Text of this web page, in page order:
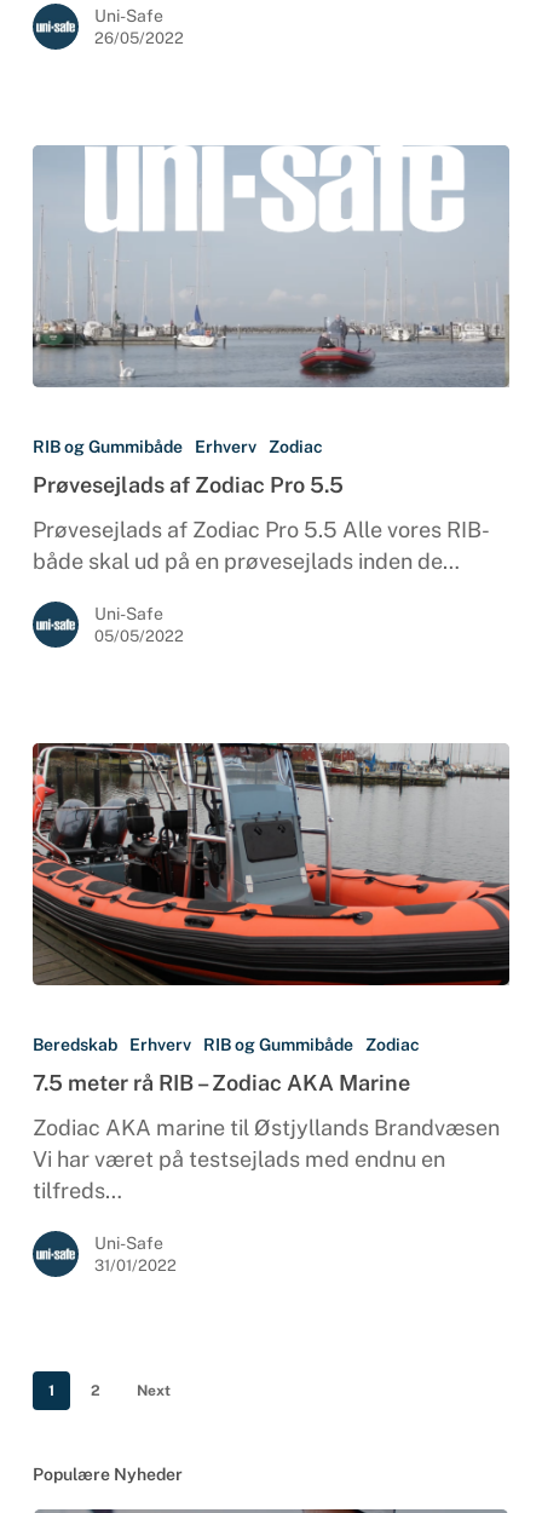
Uni-Safe
26/05/2022
Zodiac
Pro
5.5
RIB og Gummibåde Erhverv Zodiac
Prøvesejlads af Zodiac Pro 5.5
Prøvesejlads af Zodiac Pro 5.5 Alle vores RIB-
både skal ud på en prøvesejlads inden de…
Uni-Safe
05/05/2022
RIB
–
Zodiac
AKA
Beredskab Erhverv RIB og Gummibåde Zodiac
7.5 meter rå RIB – Zodiac AKA Marine
Zodiac AKA marine til Østjyllands Brandvæsen
Vi har været på testsejlads med endnu en
tilfreds…
Uni-Safe
31/01/2022
1 2 Next
Populære Nyheder